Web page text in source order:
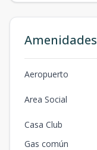
Amenidades
Aeropuerto
Area Social
Casa Club
Gas común